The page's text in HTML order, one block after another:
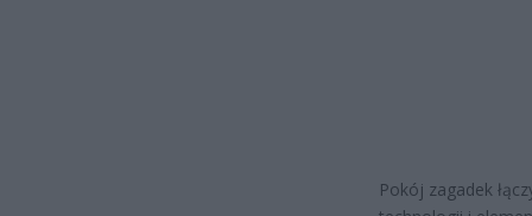
Pokój zagadek